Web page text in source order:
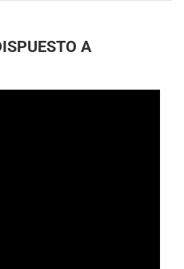
A